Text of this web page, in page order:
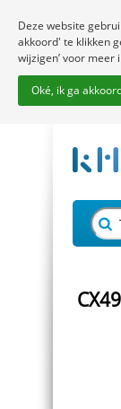
Deze website
akkoord' te klikken
wijzigen’ voor
Oké, ik ga